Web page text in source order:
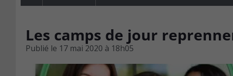
Les camps de jour
Publié le 17 mai 2020 à 18h05